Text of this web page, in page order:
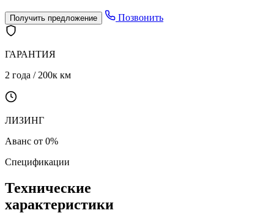
Получить предложение Позвонить
ГАРАНТИЯ
2 года / 200к км
ЛИЗИНГ
Аванс от 0%
Спецификации
Технические
характеристики